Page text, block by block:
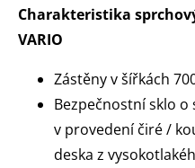
Charakteristika
VARIO
Zástěny v šířkách
Bezpečnostní sklo o
v provedení čiré /
deska z